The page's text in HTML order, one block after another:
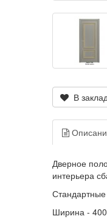
В
Дверное
интерьера
Ширина -